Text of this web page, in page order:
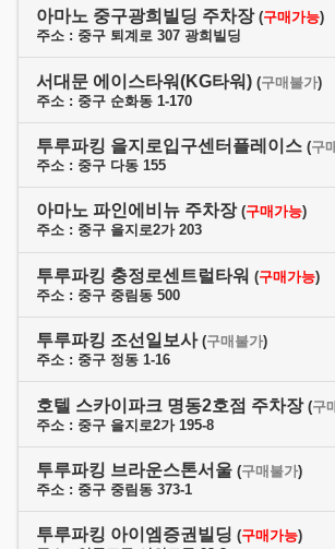
아마노 중구광희빌딩 주차장 (구매가능)
주소 : 중구 퇴계로 307 광희빌딩
서대문 에이스타워(KG타워) (구매불가)
주소 : 중구 순화동 1-170
투루파킹 을지로입구센터플레이스 (구
주소 : 중구 다동 155
아마노 파인에비뉴 주차장 (구매가능)
주소 : 중구 을지로2가 203
투루파킹 충정로센트럴타워 (구매가능)
주소 : 중구 중림동 500
투루파킹 조선일보사 (구매불가)
주소 : 중구 정동 1-16
호텔 스카이파크 명동2호점 주차장 (구
주소 : 중구 을지로2가 195-8
투루파킹 브라운스톤서울 (구매불가)
주소 : 중구 중림동 373-1
투루파킹 아이엠증권빌딩 (구매가능)